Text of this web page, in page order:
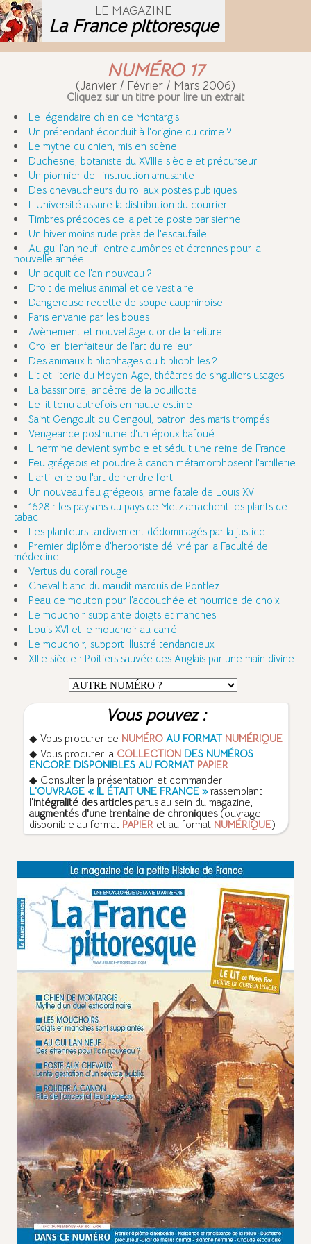
LE MAGAZINE
La France pittoresque
NUMÉRO 17
(Janvier / Février / Mars 2006)
Cliquez sur un titre pour lire un extrait
Le légendaire chien de Montargis
Un prétendant éconduit à l'origine du crime ?
Le mythe du chien, mis en scène
Duchesne, botaniste du XVIIIe siècle et précurseur
Un pionnier de l'instruction amusante
Des chevaucheurs du roi aux postes publiques
L'Université assure la distribution du courrier
Timbres précoces de la petite poste parisienne
Un hiver moins rude près de l'escaufaile
Au gui l'an neuf, entre aumônes et étrennes pour la
nouvelle année
Un acquit de l'an nouveau ?
Droit de melius animal et de vestiaire
Dangereuse recette de soupe dauphinoise
Paris envahie par les boues
Avènement et nouvel âge d'or de la reliure
Grolier, bienfaiteur de l'art du relieur
Des animaux bibliophages ou bibliophiles ?
Lit et literie du Moyen Age, théâtres de singuliers usages
La bassinoire, ancêtre de la bouillotte
Le lit tenu autrefois en haute estime
Saint Gengoult ou Gengoul, patron des maris trompés
Vengeance posthume d'un époux bafoué
L'hermine devient symbole et séduit une reine de France
Feu grégeois et poudre à canon métamorphosent l'artillerie
L'artillerie ou l'art de rendre fort
Un nouveau feu grégeois, arme fatale de Louis XV
1628 : les paysans du pays de Metz arrachent les plants de
tabac
Les planteurs tardivement dédommagés par la justice
Premier diplôme d'herboriste délivré par la Faculté de
médecine
Vertus du corail rouge
Cheval blanc du maudit marquis de Pontlez
Peau de mouton pour l'accouchée et nourrice de choix
Le mouchoir supplante doigts et manches
Louis XVI et le mouchoir au carré
Le mouchoir, support illustré tendancieux
XIIIe siècle : Poitiers sauvée des Anglais par une main divine
Vous pouvez :
◆ Vous procurer ce NUMÉROAU FORMAT NUMÉRIQUE
◆ Vous procurer la COLLECTIONDES NUMÉROS
ENCORE DISPONIBLES AU FORMAT PAPIER
◆ Consulter la présentation et commander
L'OUVRAGE « IL ÉTAIT UNE FRANCE »rassemblant
l'intégralité des articlesparus au sein du magazine,
augmentés d'une trentaine de chroniques(ouvrage
disponible au format PAPIERet au format NUMÉRIQUE)